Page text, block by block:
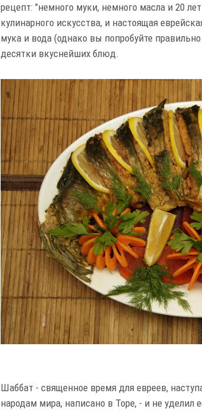
рецепт: "немного муки, немного масла и 20
кулинарного искусства, и настоящая
мука и вода (однако вы попробуйте
десятки вкуснейших блюд.
Шаббат - священное время для евреев,
народам мира, написано в Торе, - и не